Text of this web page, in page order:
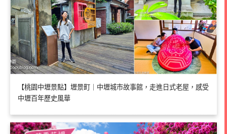
【桃園中壢景點】壢景町｜中壢城市故事館，走進日式老屋，感受
中壢百年歷史風華